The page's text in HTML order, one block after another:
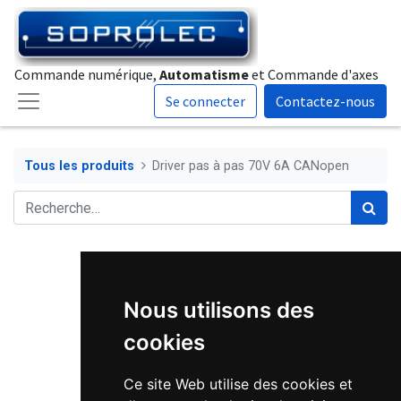
Nous utilisons des
cookies
Ce site Web utilise des cookies et
Commande numérique, Automatismeet Commande d'axes
Se connecter
Contactez-nous
Tous les produits Driver pas à pas 70V 6A CANopen